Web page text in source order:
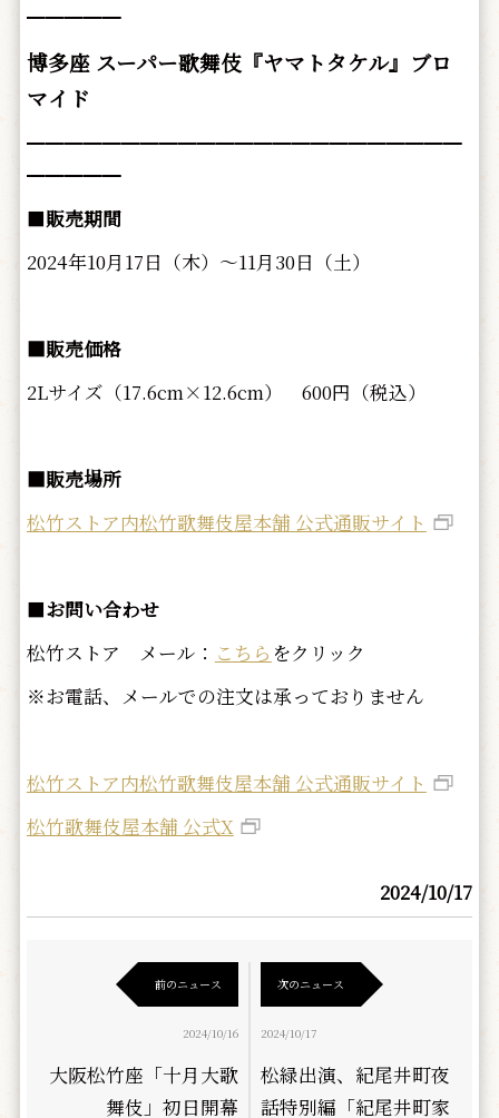
━━━━━
博多座 スーパー歌舞伎『ヤマトタケル』ブロ
マイド
━━━━━━━━━━━━━━━━━━━━━━━
━━━━━
■販売期間
2024年10月17日（木）～11月30日（土）
■販売価格
2Lサイズ（17.6cm×12.6cm） 600円（税込）
■販売場所
松竹ストア内松竹歌舞伎屋本舗 公式通販サイト
■お問い合わせ
松竹ストア メール： こちら をクリック
※お電話、メールでの注文は承っておりません
松竹ストア内松竹歌舞伎屋本舗 公式通販サイト
松竹歌舞伎屋本舗 公式X
2024/10/17
前のニュース
2024/10/16
大阪松竹座「十月大歌
舞伎」初日開幕
次のニュース
2024/10/17
松緑出演、紀尾井町夜
話特別編「紀尾井町家